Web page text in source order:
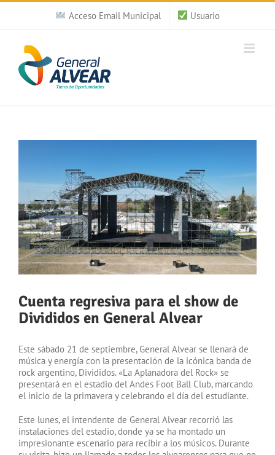
Saltar
contenido
Acceso Email Municipal Usuario
grande
Cuenta regresiva para el show de
Divididos en General Alvear
Este sábado 21 de septiembre, General Alvear se llenará de
música y energía con la presentación de la icónica banda de
rock argentino, Divididos. «La Aplanadora del Rock» se
presentará en el estadio del Andes Foot Ball Club, marcando
el inicio de la primavera y celebrando el día del estudiante.
Este lunes, el intendente de General Alvear recorrió las
instalaciones del estadio, donde ya se ha montado un
impresionante escenario para recibir a los músicos. Durante